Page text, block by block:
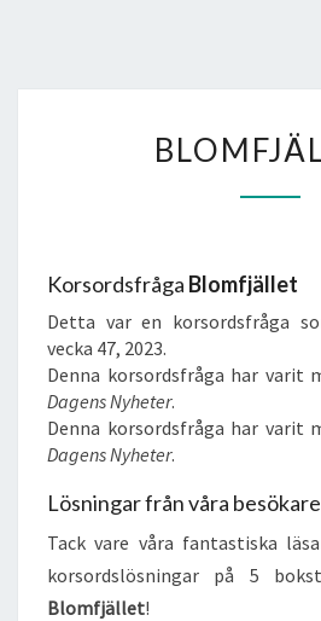
Korsordsfråga Blomfjället
Detta var en korsordsfråga
vecka 47, 2023.
Denna korsordsfråga har varit
Dagens Nyheter.
Denna korsordsfråga har varit
Dagens Nyheter.
Lösningar från våra besökare
Tack vare våra fantastiska
korsordslösningar på 5
Blomfjället!